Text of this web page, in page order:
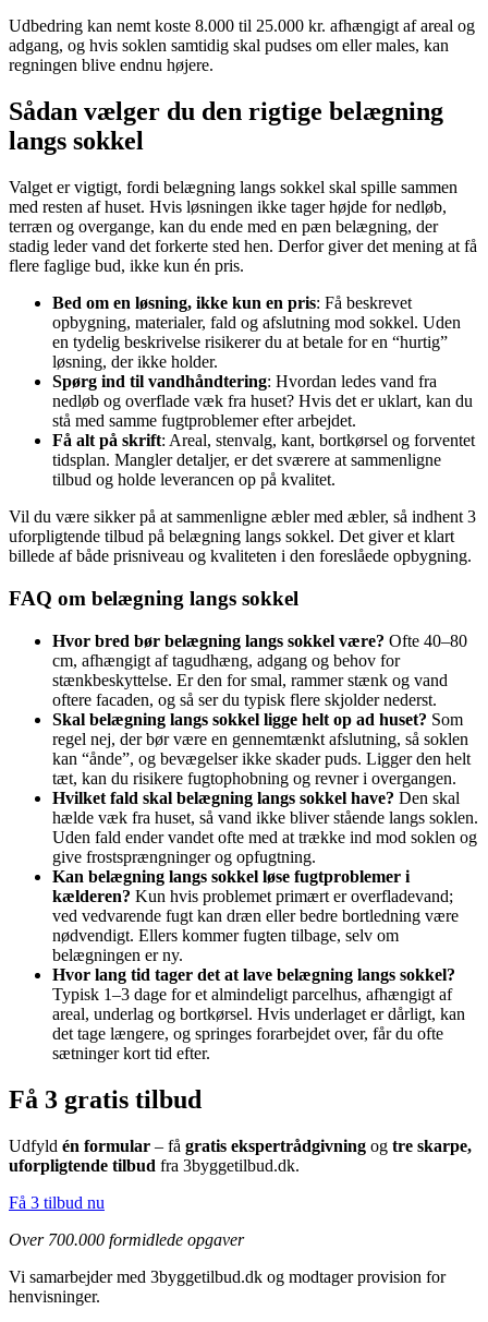
Udbedring kan nemt koste 8.000 til 25.000 kr. afhængigt af areal og
adgang, og hvis soklen samtidig skal pudses om eller males, kan
regningen blive endnu højere.
Sådan vælger du den rigtige belægning
langs sokkel
Valget er vigtigt, fordi belægning langs sokkel skal spille sammen
med resten af huset. Hvis løsningen ikke tager højde for nedløb,
terræn og overgange, kan du ende med en pæn belægning, der
stadig leder vand det forkerte sted hen. Derfor giver det mening at få
flere faglige bud, ikke kun én pris.
Bed om en løsning, ikke kun en pris: Få beskrevet
opbygning, materialer, fald og afslutning mod sokkel. Uden
en tydelig beskrivelse risikerer du at betale for en “hurtig”
løsning, der ikke holder.
Spørg ind til vandhåndtering: Hvordan ledes vand fra
nedløb og overflade væk fra huset? Hvis det er uklart, kan du
stå med samme fugtproblemer efter arbejdet.
Få alt på skrift: Areal, stenvalg, kant, bortkørsel og forventet
tidsplan. Mangler detaljer, er det sværere at sammenligne
tilbud og holde leverancen op på kvalitet.
Vil du være sikker på at sammenligne æbler med æbler, så indhent 3
uforpligtende tilbud på belægning langs sokkel. Det giver et klart
billede af både prisniveau og kvaliteten i den foreslåede opbygning.
FAQ om belægning langs sokkel
Hvor bred bør belægning langs sokkel være? Ofte 40–80
cm, afhængigt af tagudhæng, adgang og behov for
stænkbeskyttelse. Er den for smal, rammer stænk og vand
oftere facaden, og så ser du typisk flere skjolder nederst.
Skal belægning langs sokkel ligge helt op ad huset? Som
regel nej, der bør være en gennemtænkt afslutning, så soklen
kan “ånde”, og bevægelser ikke skader puds. Ligger den helt
tæt, kan du risikere fugtophobning og revner i overgangen.
Hvilket fald skal belægning langs sokkel have? Den skal
hælde væk fra huset, så vand ikke bliver stående langs soklen.
Uden fald ender vandet ofte med at trække ind mod soklen og
give frostsprængninger og opfugtning.
Kan belægning langs sokkel løse fugtproblemer i
kælderen? Kun hvis problemet primært er overfladevand;
ved vedvarende fugt kan dræn eller bedre bortledning være
nødvendigt. Ellers kommer fugten tilbage, selv om
belægningen er ny.
Hvor lang tid tager det at lave belægning langs sokkel?
Typisk 1–3 dage for et almindeligt parcelhus, afhængigt af
areal, underlag og bortkørsel. Hvis underlaget er dårligt, kan
det tage længere, og springes forarbejdet over, får du ofte
sætninger kort tid efter.
Få 3 gratis tilbud
Udfyld én formular – få gratis ekspertrådgivning og tre skarpe,
uforpligtende tilbud fra 3byggetilbud.dk.
Få 3 tilbud nu
Over 700.000 formidlede opgaver
Vi samarbejder med 3byggetilbud.dk og modtager provision for
henvisninger.